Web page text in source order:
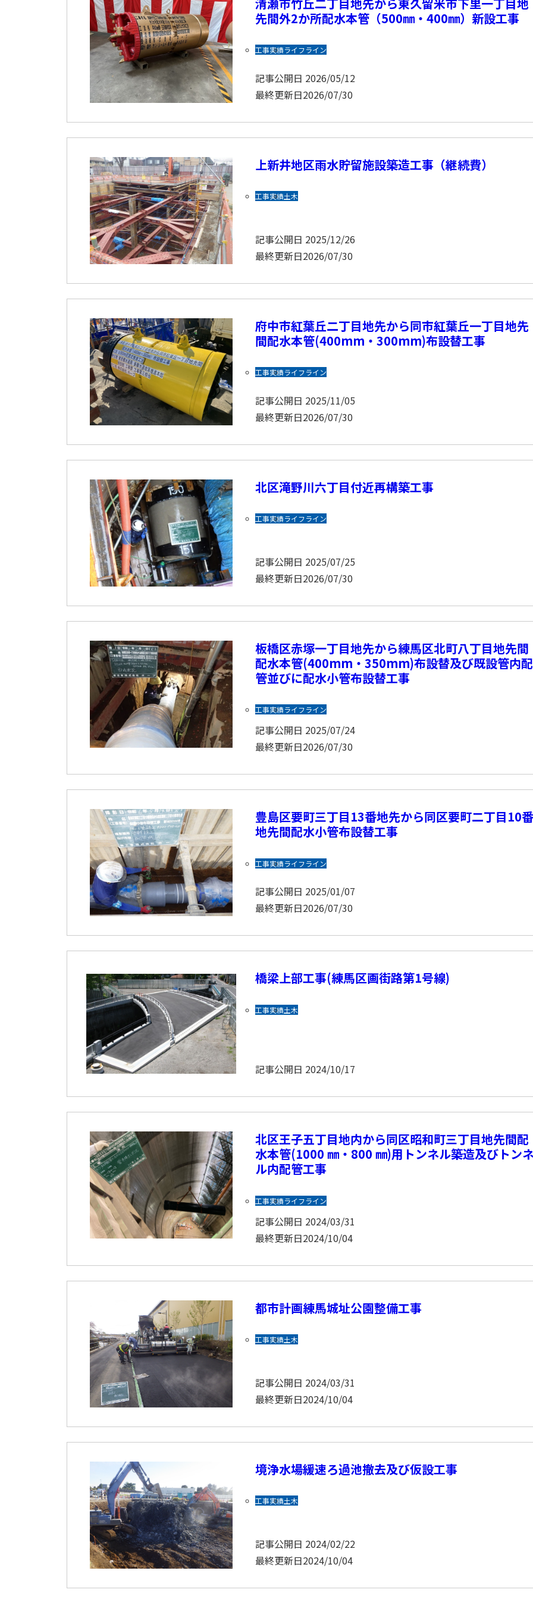
先間外2か所配水本管（500㎜・400㎜）新設工事
工事実績ライフライン
記事公開日 2026/05/12
最終更新日2026/07/30
上新井地区雨水貯留施設築造工事（継続費）
工事実績土木
記事公開日 2025/12/26
最終更新日2026/07/30
府中市紅葉丘二丁目地先から同市紅葉丘一丁目地先
間配水本管(400mm・300mm)布設替工事
工事実績ライフライン
記事公開日 2025/11/05
最終更新日2026/07/30
北区滝野川六丁目付近再構築工事
工事実績ライフライン
記事公開日 2025/07/25
最終更新日2026/07/30
板橋区赤塚一丁目地先から練馬区北町八丁目地先間
配水本管(400mm・350mm)布設替及び既設管内配
管並びに配水小管布設替工事
工事実績ライフライン
記事公開日 2025/07/24
最終更新日2026/07/30
豊島区要町三丁目13番地先から同区要町二丁目10
地先間配水小管布設替工事
工事実績ライフライン
記事公開日 2025/01/07
最終更新日2026/07/30
橋梁上部工事(練馬区画街路第1号線)
工事実績土木
記事公開日 2024/10/17
北区王子五丁目地内から同区昭和町三丁目地先間配
水本管(1000 ㎜・800 ㎜)用トンネル築造及びトン
ル内配管工事
工事実績ライフライン
記事公開日 2024/03/31
最終更新日2024/10/04
都市計画練馬城址公園整備工事
工事実績土木
記事公開日 2024/03/31
最終更新日2024/10/04
境浄水場緩速ろ過池撤去及び仮設工事
工事実績土木
記事公開日 2024/02/22
最終更新日2024/10/04